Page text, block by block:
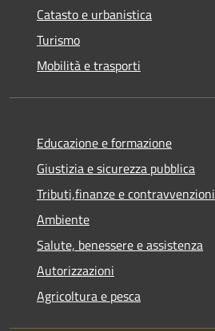
Catasto e urbanistica
Turismo
Mobilità e trasporti
Educazione e formazione
Giustizia e sicurezza pubblica
Tributi,finanze e contravvenzioni
Ambiente
Salute, benessere e assistenza
Autorizzazioni
Agricoltura e pesca